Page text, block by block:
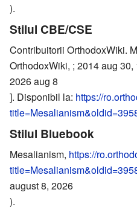
).
Stilul CBE/CSE
Contribuitorii OrthodoxWiki.
OrthodoxWiki, ; 2014 aug
2026 aug 8
]. Disponibil la: https://
Stilul Bluebook
Mesalianism, https://
august 8, 2026
).